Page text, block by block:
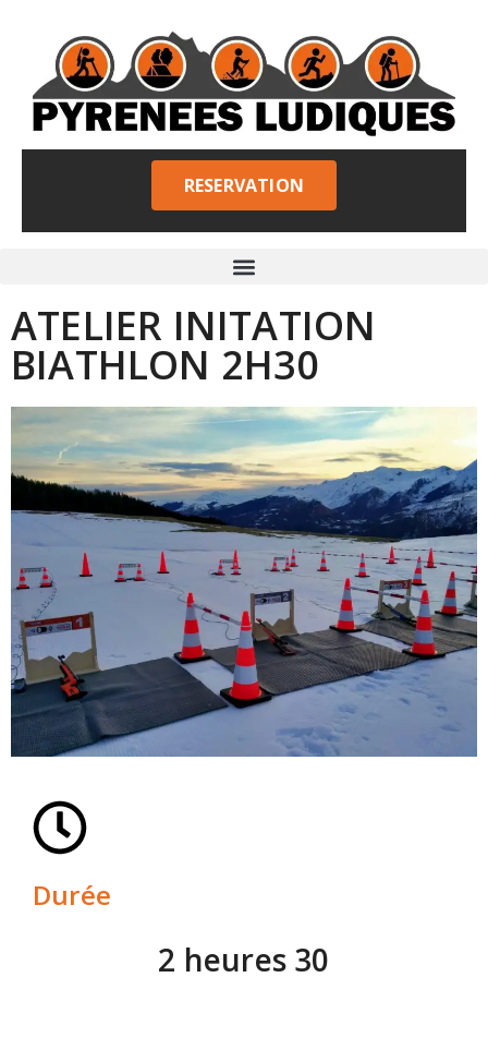
RESERVATION
ATELIER INITATION
BIATHLON 2H30
Durée
2 heures 30